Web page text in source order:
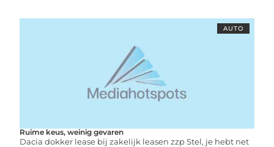
AUTO
Ruime keus, weinig gevaren
Dacia dokker lease bij zakelijk leasen zzp Stel, je hebt net